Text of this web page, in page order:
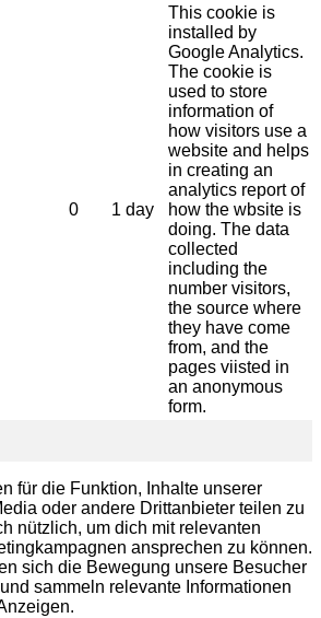
0 1 day
This cookie is
installed by
Google Analytics.
The cookie is
used to store
information of
how visitors use a
website and helps
in creating an
analytics report of
how the wbsite is
doing. The data
collected
including the
number visitors,
the source where
they have come
from, and the
pages viisted in
an anonymous
form.
für die Funktion, Inhalte unserer
oder andere Drittanbieter teilen zu
nützlich, um dich mit relevanten
ansprechen zu können.
sich die Bewegung unsere Besucher
sammeln relevante Informationen